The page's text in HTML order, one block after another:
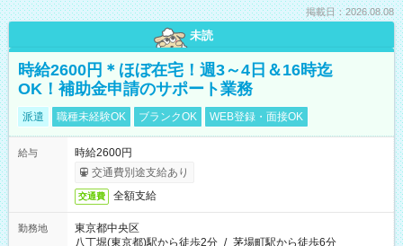
掲載日：2026.08.08
未読
時給2600円＊ほぼ在宅！週3～4日＆16時迄
OK！補助金申請のサポート業務
派遣 職種未経験OK ブランクOK WEB登録・面接OK
給与
時給2600円
交通費別途支給あり
交通費 全額支給
勤務地
東京都中央区
八丁堀(東京都)駅から徒歩2分 / 茅場町駅から徒歩6分